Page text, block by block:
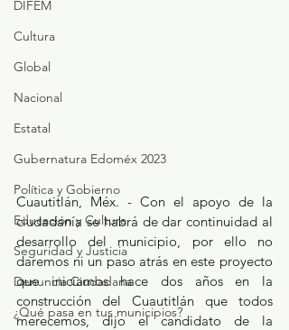
DIFEM
Cultura
Global
Nacional
Estatal
Gubernatura Edoméx 2023
Política y Gobierno
Educación y Cultura
Seguridad y Justicia
Denuncia Ciudadana
¿Qué pasa en tus municipios?
Cuautitlán, Méx. - Con el apoyo de la
ciudadanía se habrá de dar continuidad al
desarrollo del municipio, por ello no
daremos ni un paso atrás en este proyecto
que iniciamos hace dos años en la
construcción del Cuautitlán que todos
merecemos, dijo el candidato de la